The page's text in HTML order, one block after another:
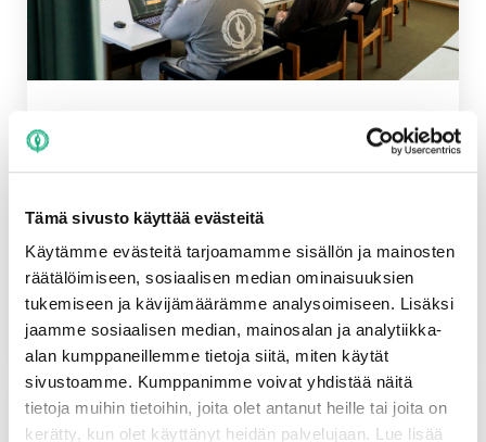
Tämä sivusto käyttää evästeitä
Käytämme evästeitä tarjoamamme sisällön ja mainosten
räätälöimiseen, sosiaalisen median ominaisuuksien
tukemiseen ja kävijämäärämme analysoimiseen. Lisäksi
jaamme sosiaalisen median, mainosalan ja analytiikka-
alan kumppaneillemme tietoja siitä, miten käytät
sivustoamme. Kumppanimme voivat yhdistää näitä
tietoja muihin tietoihin, joita olet antanut heille tai joita on
kerätty, kun olet käyttänyt heidän palvelujaan. Lue lisää
JYY hakee viestintäharjoittelijaa syksylle
The position requires fluency in Finnish, therefore the
notice is only posted in Finnish. Etsimme
viestintäharjoittelijaa palkalliseen harjoitteluun
syyslukukaudelle. Harjoittelun on suunniteltu
alkavan 10.8.2026 ja kestävän...